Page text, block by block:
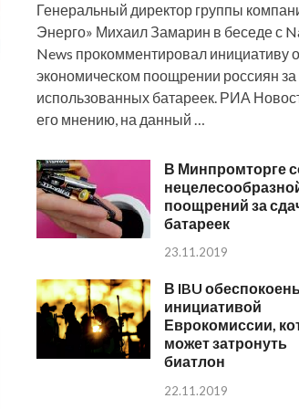
Генеральный директор группы
Энерго» Михаил Замарин в беседе с
News прокомментировал инициативу
экономическом поощрении россиян за
использованных батареек. РИА
его мнению, на данный …
В Минпромторге
поощрений за
батареек
23.11.2019
В IBU
инициативой
Еврокомиссии,
может затронуть
биатлон
22.11.2019